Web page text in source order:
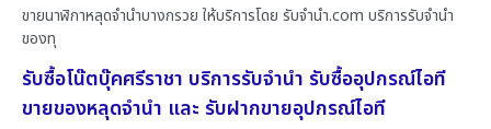
ขายนาฬิกาหลุดจำนำบางกรวย ให้บริการโดย รับจํานํา.com บริการรับจำนำ
ของทุ
รับซื้อโน๊ตบุ๊คศรีราชา บริการรับจำนำ รับซื้ออุปกรณ์ไอที
ขายของหลุดจำนำ และ รับฝากขายอุปกรณ์ไอที